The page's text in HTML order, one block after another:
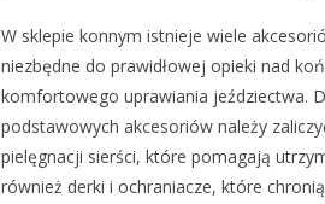
W sklepie konnym istnieje wiele
niezbędne do prawidłowej opieki nad
komfortowego uprawiania jeździectwa.
podstawowych akcesoriów należy
pielęgnacji sierści, które pomagają
również derki i ochraniacze, które